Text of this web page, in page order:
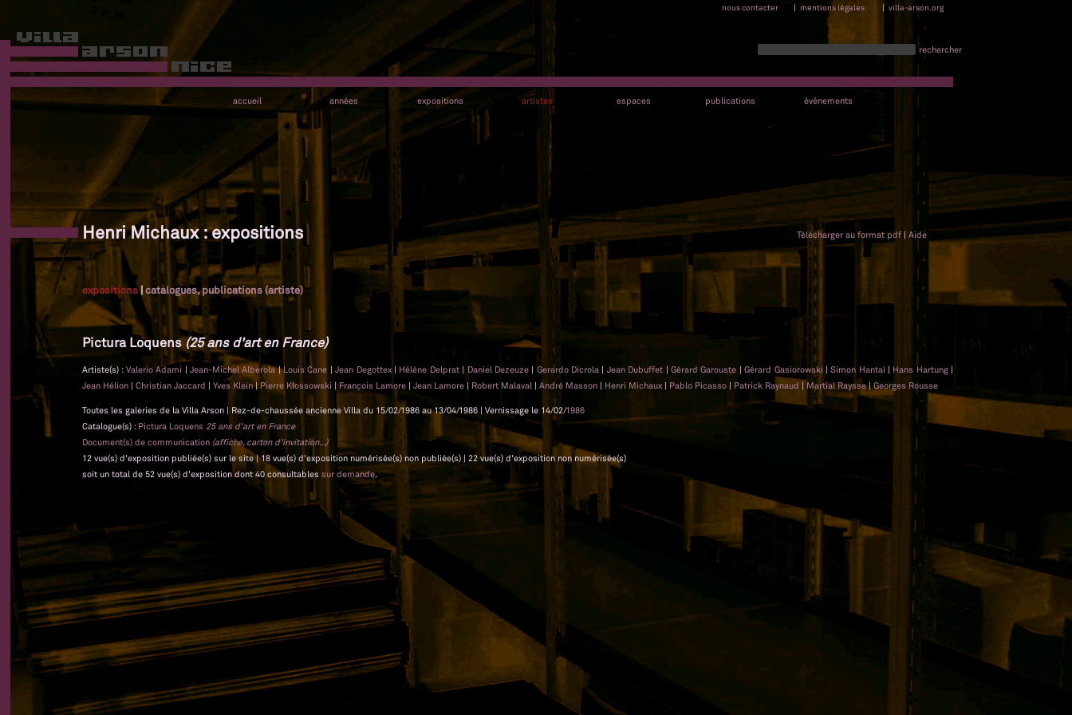
nous contacter | mentions légales | villa-arson.org
rechercher
accueil années expositions artistes espaces publications événements
Henri Michaux : expositions Télécharger au format pdf | Aide
expositions|catalogues, publications (artiste)
Pictura Loquens(25 ans d'art en France)
Artiste(s) : Valerio Adami | Jean-Michel Alberola|Louis Cane |Jean Degottex | Hélène Delprat |Daniel Dezeuze | Gerardo Dicrola | Jean Dubuffet |Gérard Garouste |Gérard Gasiorowski |Simon Hantaï | Hans Hartung |
Jean Hélion | Christian Jaccard | Yves Klein| Pierre Klossowski |François Lamore | Jean Lamore | Robert Malaval | André Masson | Henri Michaux | Pablo Picasso | Patrick Raynaud | Martial Raysse|Georges Rousse
Toutes les galeries de la Villa Arson | Rez-de-chaussée ancienne Villa du 15/02/1986 au 13/04/1986 | Vernissage le 14/02/1986
Catalogue(s) : Pictura Loquens 25 ans d'art en France
Document(s) de communication (affiche, carton d'invitation...)
12 vue(s) d'exposition publiée(s) sur le site | 18 vue(s) d'exposition numérisée(s) non publiée(s) | 22 vue(s) d'exposition non numérisée(s)
soit un total de 52 vue(s) d'exposition dont 40 consultables sur demande.